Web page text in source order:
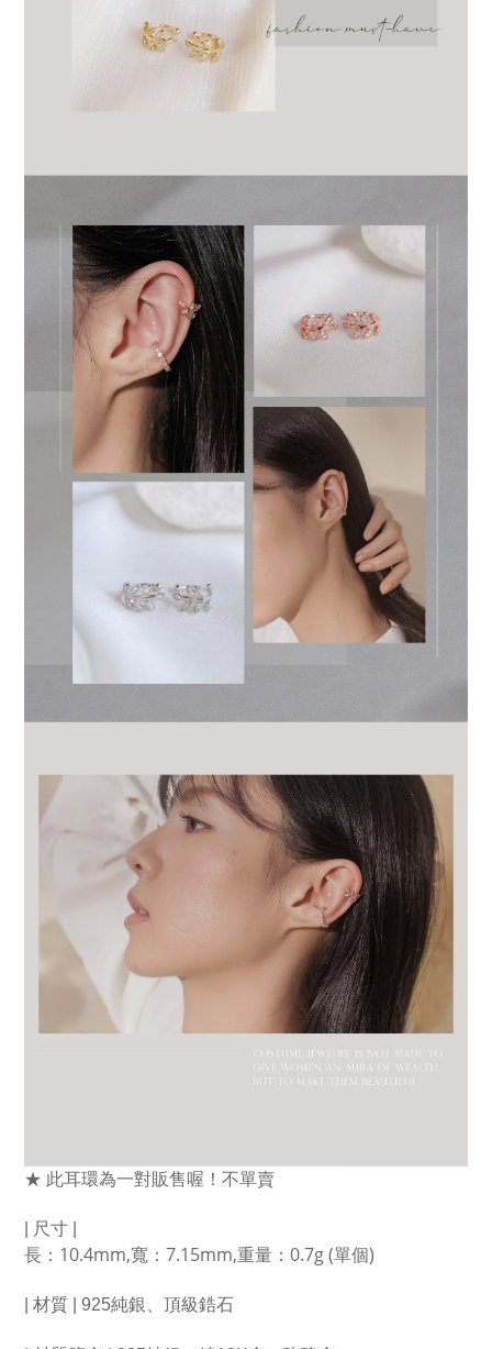
★ 此耳環為一對販售喔！不單賣
| 尺寸 |
長：10.4mm,寬：7.15mm,重量：0.7g (單個)
| 材質 | 925純銀、頂級鋯石